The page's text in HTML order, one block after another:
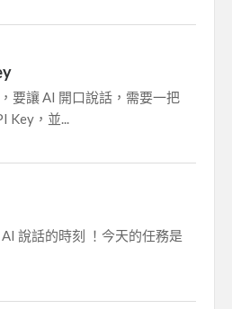
要讓 AI 開口說話，需要一把
，並...
說話的時刻 ！今天的任務是